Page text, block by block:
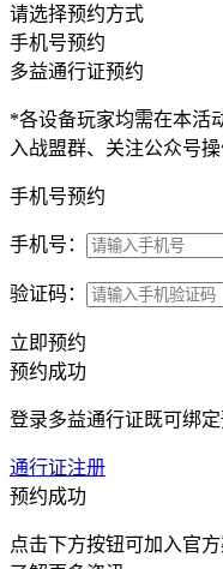
请选择预约方式
手机号预约
多益通行证预约
*各设备玩家均需在本活
入战盟群、关注公众号
手机号预约
手机号：
验证码：
立即预约
预约成功
登录多益通行证既可绑
通行证注册
预约成功
点击下方按钮可加入官方